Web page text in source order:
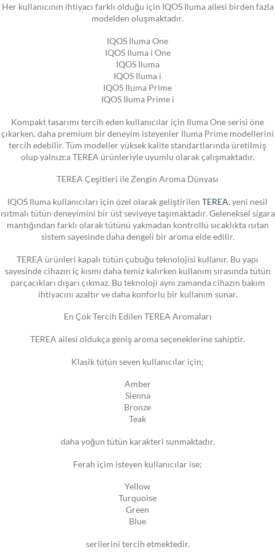
Her kullanıcının ihtiyacı farklı olduğu için IQOS Iluma ailesi birden fazla
modelden oluşmaktadır.
IQOS Iluma One
IQOS Iluma i One
IQOS Iluma
IQOS Iluma i
IQOS Iluma Prime
IQOS Iluma Prime i
Kompakt tasarımı tercih eden kullanıcılar için Iluma One serisi öne
çıkarken, daha premium bir deneyim isteyenler Iluma Prime modellerini
tercih edebilir. Tüm modeller yüksek kalite standartlarında üretilmiş
olup yalnızca TEREA ürünleriyle uyumlu olarak çalışmaktadır.
TEREA Çeşitleri ile Zengin Aroma Dünyası
IQOS Iluma kullanıcıları için özel olarak geliştirilen TEREA, yeni nesil
ısıtmalı tütün deneyimini bir üst seviyeye taşımaktadır. Geleneksel sigara
mantığından farklı olarak tütünü yakmadan kontrollü sıcaklıkta ısıtan
sistem sayesinde daha dengeli bir aroma elde edilir.
TEREA ürünleri kapalı tütün çubuğu teknolojisi kullanır. Bu yapı
sayesinde cihazın iç kısmı daha temiz kalırken kullanım sırasında tütün
parçacıkları dışarı çıkmaz. Bu teknoloji aynı zamanda cihazın bakım
ihtiyacını azaltır ve daha konforlu bir kullanım sunar.
En Çok Tercih Edilen TEREA Aromaları
TEREA ailesi oldukça geniş aroma seçeneklerine sahiptir.
Klasik tütün seven kullanıcılar için;
Amber
Sienna
Bronze
Teak
daha yoğun tütün karakteri sunmaktadır.
Ferah içim isteyen kullanıcılar ise;
Yellow
Turquoise
Green
Blue
serilerini tercih etmektedir.